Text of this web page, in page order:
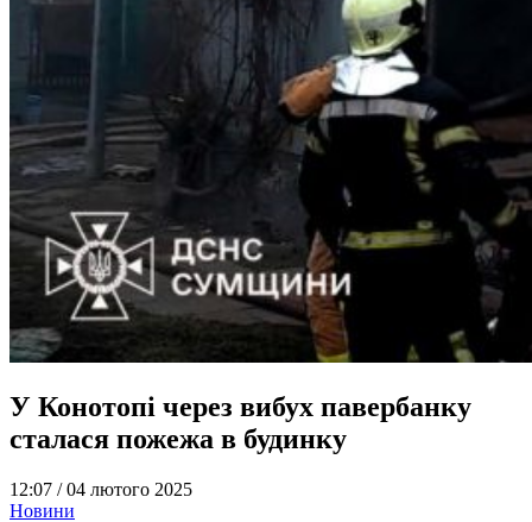
У Конотопі через вибух павербанку
сталася пожежа в будинку
12:07 /04 лютого 2025
Новини